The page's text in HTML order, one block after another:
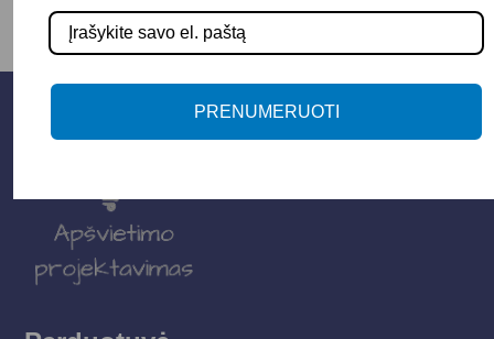
PRENUMERUOTI